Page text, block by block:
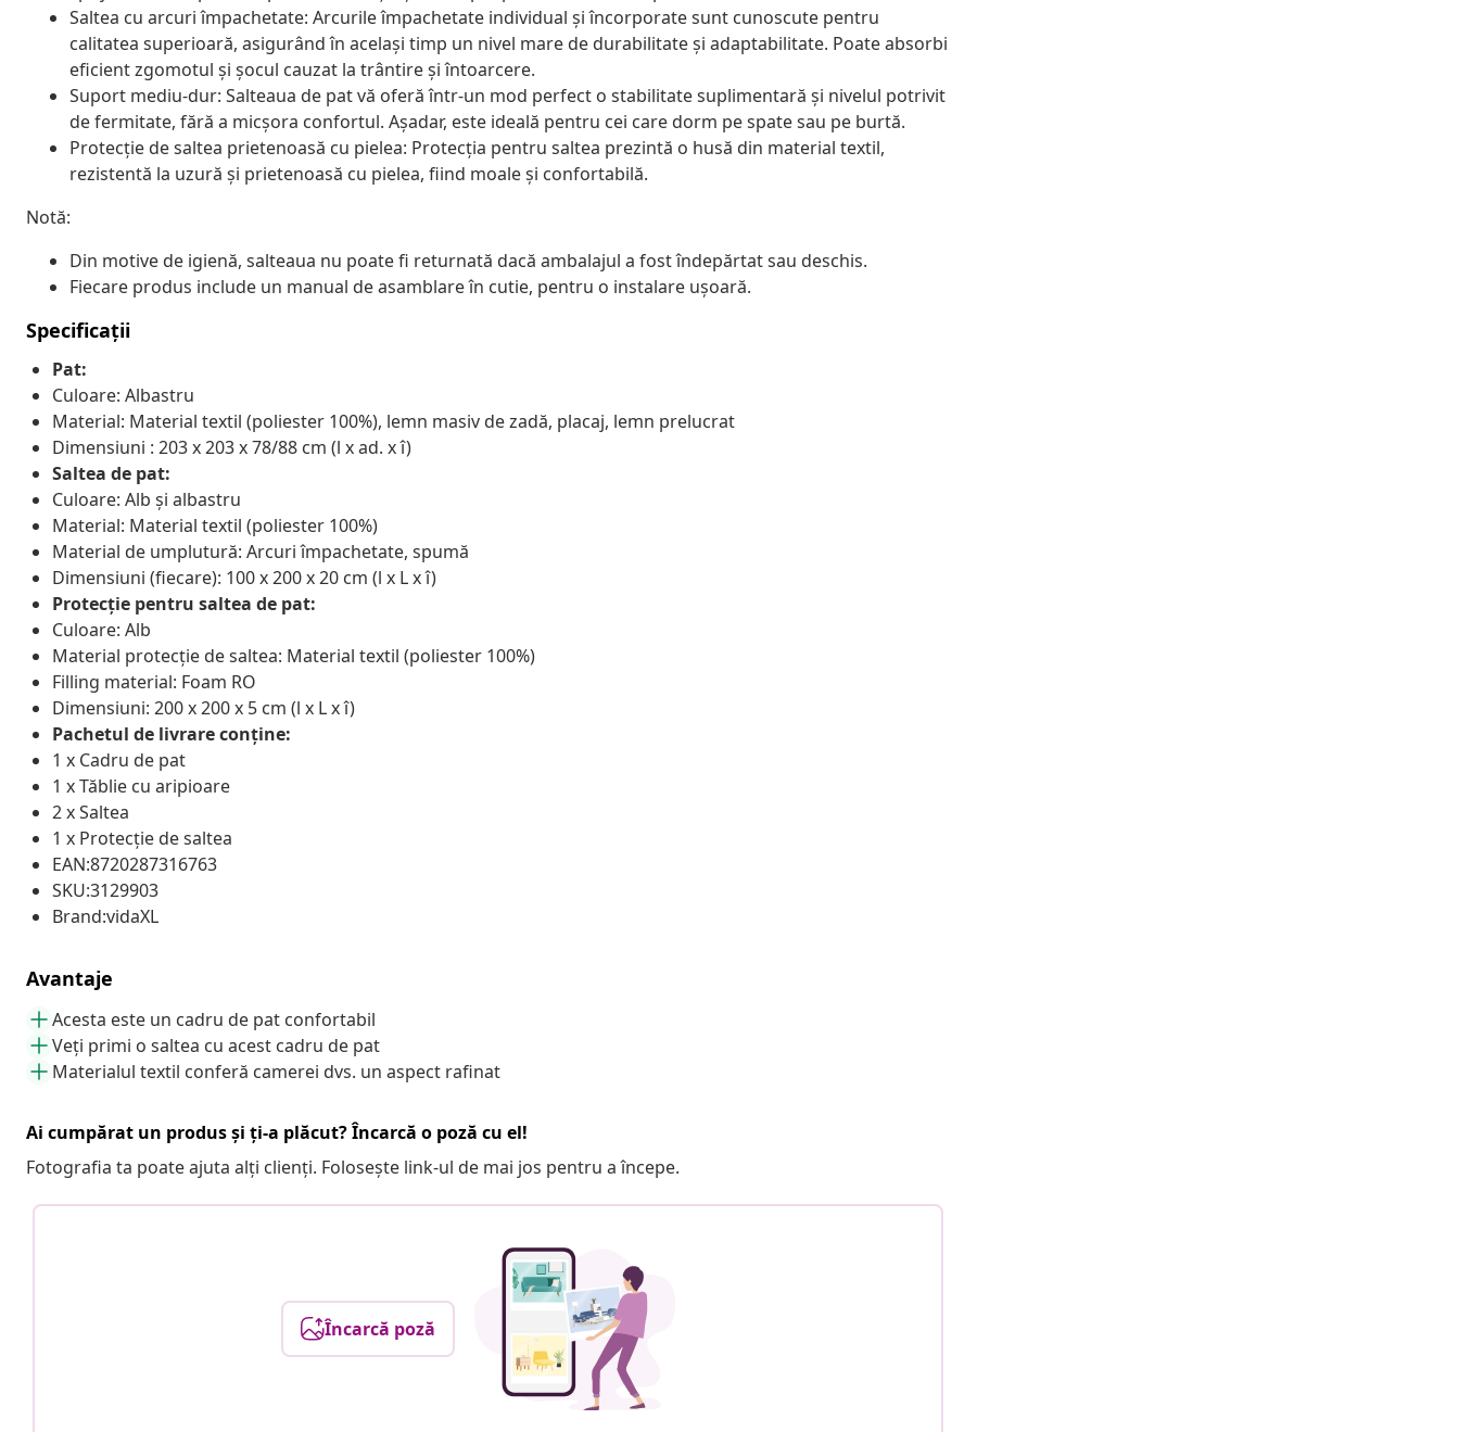
Saltea cu arcuri împachetate: Arcurile împachetate individual și încorporate sunt cunoscute pentru
calitatea superioară, asigurând în același timp un nivel mare de durabilitate și adaptabilitate. Poate absorbi
eficient zgomotul și șocul cauzat la trântire și întoarcere.
Suport mediu-dur: Salteaua de pat vă oferă într-un mod perfect o stabilitate suplimentară și nivelul potrivit
de fermitate, fără a micșora confortul. Așadar, este ideală pentru cei care dorm pe spate sau pe burtă.
Protecție de saltea prietenoasă cu pielea: Protecția pentru saltea prezintă o husă din material textil,
rezistentă la uzură și prietenoasă cu pielea, fiind moale și confortabilă.
Notă:
Din motive de igienă, salteaua nu poate fi returnată dacă ambalajul a fost îndepărtat sau deschis.
Fiecare produs include un manual de asamblare în cutie, pentru o instalare ușoară.
Specificații
Pat:
Culoare: Albastru
Material: Material textil (poliester 100%), lemn masiv de zadă, placaj, lemn prelucrat
Dimensiuni : 203 x 203 x 78/88 cm (l x ad. x î)
Saltea de pat:
Culoare: Alb și albastru
Material: Material textil (poliester 100%)
Material de umplutură: Arcuri împachetate, spumă
Dimensiuni (fiecare): 100 x 200 x 20 cm (l x L x î)
Protecție pentru saltea de pat:
Culoare: Alb
Material protecție de saltea: Material textil (poliester 100%)
Filling material: Foam RO
Dimensiuni: 200 x 200 x 5 cm (l x L x î)
Pachetul de livrare conține:
1 x Cadru de pat
1 x Tăblie cu aripioare
2 x Saltea
1 x Protecție de saltea
EAN:8720287316763
SKU:3129903
Brand:vidaXL
Avantaje
Acesta este un cadru de pat confortabil
Veți primi o saltea cu acest cadru de pat
Materialul textil conferă camerei dvs. un aspect rafinat
Ai cumpărat un produs și ți-a plăcut? Încarcă o poză cu el!
Fotografia ta poate ajuta alți clienți. Folosește link-ul de mai jos pentru a începe.
Încarcă poză